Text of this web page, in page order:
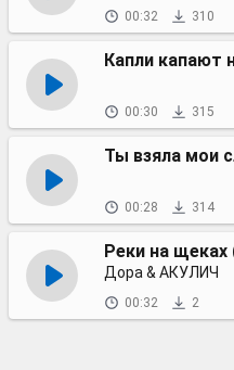
00:32 310
Капли капают
00:30 315
Ты взяла мои
00:28 314
Реки на щеках
Дора & АКУЛИЧ
00:32 2